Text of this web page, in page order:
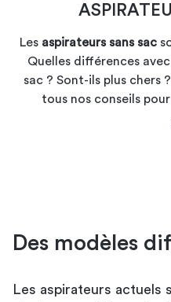
Les aspirateurs sans sac
Quelles différences
sac ? Sont-ils plus chers
tous nos conseils
Des modèles
Les aspirateurs actuels